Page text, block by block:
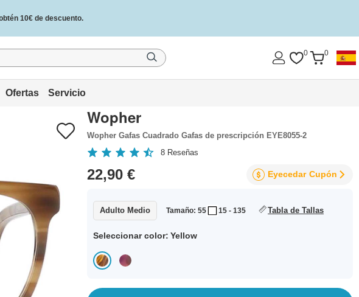
10€ de descuento.
devolución del dinero. 0 0
Ofertas Servicio
Wopher
Wopher Gafas Cuadrado Gafas de prescripción EYE8055-2
8 Reseñas
22,90 € Eyecedar Cupón
Adulto Medio Tamaño: 55 15 - 135 Tabla de Tallas
Seleccionar color: Yellow